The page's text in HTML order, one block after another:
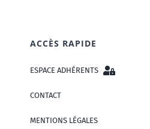
ACCÈS RAPIDE
ESPACE ADHÉRENTS
CONTACT
MENTIONS LÉGALES